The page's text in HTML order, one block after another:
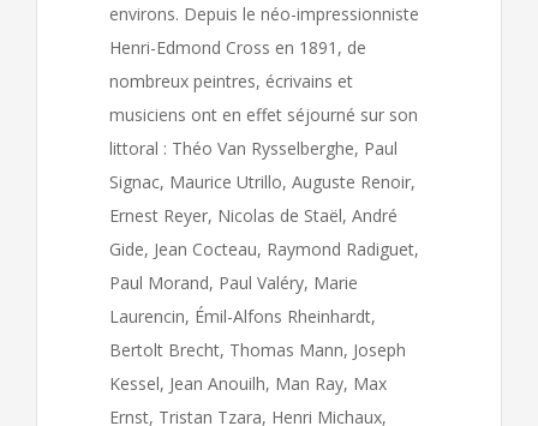
environs. Depuis le néo-impressionniste
Henri-Edmond Cross en 1891, de
nombreux peintres, écrivains et
musiciens ont en effet séjourné sur son
littoral : Théo Van Rysselberghe, Paul
Signac, Maurice Utrillo, Auguste Renoir,
Ernest Reyer, Nicolas de Staël, André
Gide, Jean Cocteau, Raymond Radiguet,
Paul Morand, Paul Valéry, Marie
Laurencin, Émil-Alfons Rheinhardt,
Bertolt Brecht, Thomas Mann, Joseph
Kessel, Jean Anouilh, Man Ray, Max
Ernst, Tristan Tzara, Henri Michaux,